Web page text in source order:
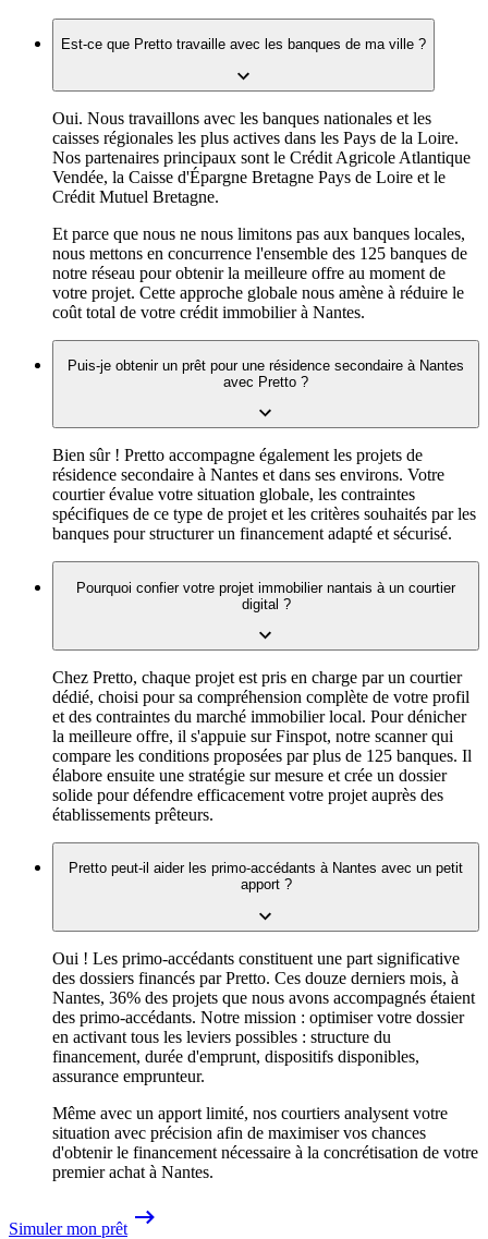
Est-ce que Pretto travaille avec les banques de ma ville ?
Oui. Nous travaillons avec les banques nationales et les
caisses régionales les plus actives dans les Pays de la Loire.
Nos partenaires principaux sont le Crédit Agricole Atlantique
Vendée, la Caisse d'Épargne Bretagne Pays de Loire et le
Crédit Mutuel Bretagne.
Et parce que nous ne nous limitons pas aux banques locales,
nous mettons en concurrence l'ensemble des 125 banques de
notre réseau pour obtenir la meilleure offre au moment de
votre projet. Cette approche globale nous amène à réduire le
coût total de votre crédit immobilier à Nantes.
Puis-je obtenir un prêt pour une résidence secondaire à Nantes
avec Pretto ?
Bien sûr ! Pretto accompagne également les projets de
résidence secondaire à Nantes et dans ses environs. Votre
courtier évalue votre situation globale, les contraintes
spécifiques de ce type de projet et les critères souhaités par les
banques pour structurer un financement adapté et sécurisé.
Pourquoi confier votre projet immobilier nantais à un courtier
digital ?
Chez Pretto, chaque projet est pris en charge par un courtier
dédié, choisi pour sa compréhension complète de votre profil
et des contraintes du marché immobilier local. Pour dénicher
la meilleure offre, il s'appuie sur Finspot, notre scanner qui
compare les conditions proposées par plus de 125 banques. Il
élabore ensuite une stratégie sur mesure et crée un dossier
solide pour défendre efficacement votre projet auprès des
établissements prêteurs.
Pretto peut-il aider les primo-accédants à Nantes avec un petit
apport ?
Oui ! Les primo-accédants constituent une part significative
des dossiers financés par Pretto. Ces douze derniers mois, à
Nantes, 36% des projets que nous avons accompagnés étaient
des primo-accédants. Notre mission : optimiser votre dossier
en activant tous les leviers possibles : structure du
financement, durée d'emprunt, dispositifs disponibles,
assurance emprunteur.
Même avec un apport limité, nos courtiers analysent votre
situation avec précision afin de maximiser vos chances
d'obtenir le financement nécessaire à la concrétisation de votre
premier achat à Nantes.
Simuler mon prêt